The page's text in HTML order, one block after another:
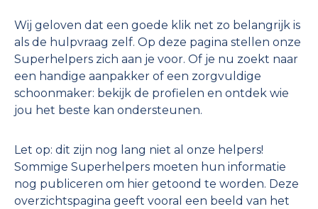
Wij geloven dat een goede klik net zo belangrijk is
als de hulpvraag zelf. Op deze pagina stellen onze
Superhelpers zich aan je voor. Of je nu zoekt naar
een handige aanpakker of een zorgvuldige
schoonmaker: bekijk de profielen en ontdek wie
jou het beste kan ondersteunen.
Let op: dit zijn nog lang niet al onze helpers!
Sommige Superhelpers moeten hun informatie
nog publiceren om hier getoond te worden. Deze
overzichtspagina geeft vooral een beeld van het